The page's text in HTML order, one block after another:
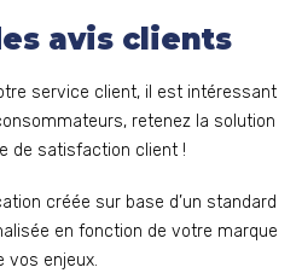
avis clients
service client, il est intéressant
retenez la solution
de satisfaction client !
créée sur base d’un standard
en fonction de votre marque
vos enjeux.